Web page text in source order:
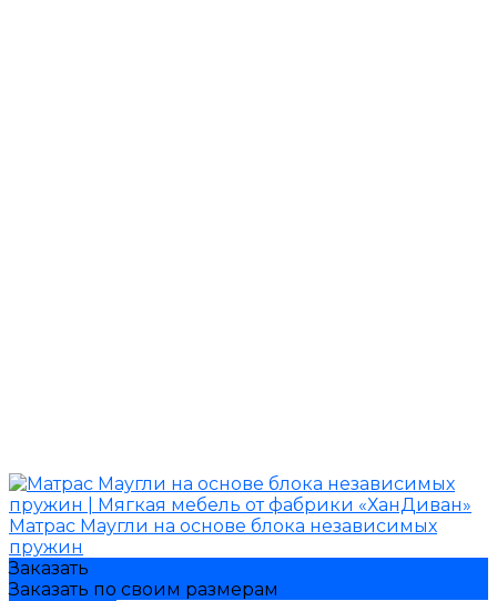
Матрас Маугли на основе блока независимых
пружин
Заказать
Заказать по своим размерам